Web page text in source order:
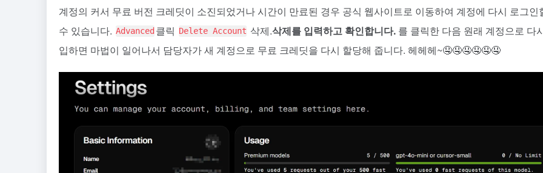
계정의 커서 무료 버전 크레딧이 소진되었거나 시간이 만료된 경우 공식 웹사이트로 이동하여 계정에 다시 로그인
수 있습니다. Advanced 클릭 Delete Account 삭제.삭제를 입력하고 확인합니다. 를 클릭한 다음 원래 계정으로 다
입하면 마법이 일어나서 담당자가 새 계정으로 무료 크레딧을 다시 할당해 줍니다. 헤헤헤~🤤🤤🤤🤤🤤🤤